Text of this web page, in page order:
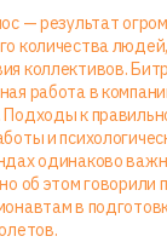
— результат
количества
коллективов.
работа в
к
и
одинаково
об этом говорили
в